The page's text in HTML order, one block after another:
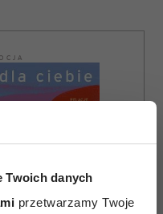
Twoich danych
przetwarzamy Twoje